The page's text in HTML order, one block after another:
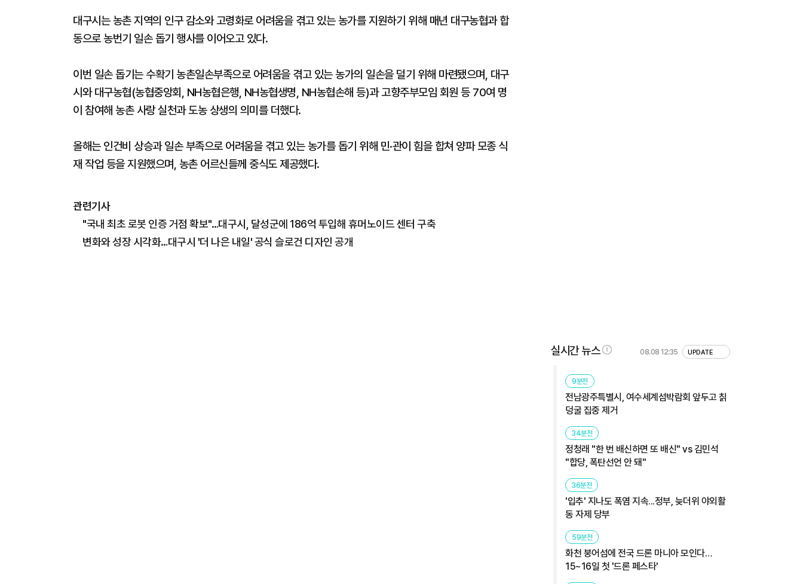
대구시는 농촌 지역의 인구 감소와 고령화로 어려움을 겪고 있는 농가를 지원하기 위해 매년 대구농협과 합
동으로 농번기 일손 돕기 행사를 이어오고 있다.
이번 일손 돕기는 수확기 농촌일손부족으로 어려움을 겪고 있는 농가의 일손을 덜기 위해 마련됐으며, 대구
시와 대구농협(농협중앙회, NH농협은행, NH농협생명, NH농협손해 등)과 고향주부모임 회원 등 70여 명
이 참여해 농촌 사랑 실천과 도농 상생의 의미를 더했다.
올해는 인건비 상승과 일손 부족으로 어려움을 겪고 있는 농가를 돕기 위해 민·관이 힘을 합쳐 양파 모종 식
재 작업 등을 지원했으며, 농촌 어르신들께 중식도 제공했다.
관련기사
"국내 최초 로봇 인증 거점 확보"…대구시, 달성군에 186억 투입해 휴머노이드 센터 구축
변화와 성장 시각화…대구시 '더 나은 내일' 공식 슬로건 디자인 공개
실시간 뉴스 08.08 12:35 UPDATE
9분전
전남광주특별시, 여수세계섬박람회 앞두고 칡
덩굴 집중 제거
34분전
정청래 "한 번 배신하면 또 배신" vs 김민석
"합당, 폭탄선언 안 돼"
36분전
'입추' 지나도 폭염 지속...정부, 늦더위 야외활
동 자제 당부
59분전
화천 붕어섬에 전국 드론 마니아 모인다…
15~16일 첫 '드론 페스타'